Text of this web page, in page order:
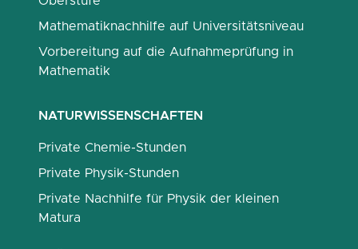
Mathematiknachhilfe auf Universitätsniveau
Vorbereitung auf die Aufnahmeprüfung in
Mathematik
NATURWISSENSCHAFTEN
Private Chemie-Stunden
Private Physik-Stunden
Private Nachhilfe für Physik der kleinen
Matura